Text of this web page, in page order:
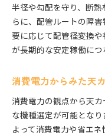
半径や勾配を守り、断
らに、配管ルートの障
要に応じて配管径変換
が長期的な安定稼働につ
消費電力からみた天
消費電力の観点から天
な機種選定が可能とな
よって消費電力や省エ